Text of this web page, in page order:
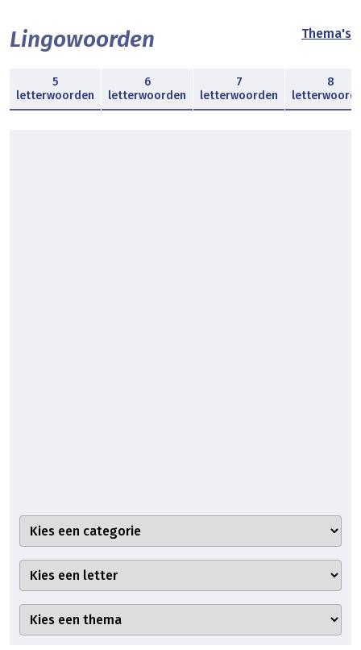
Lingowoorden Thema's
5
letterwoorden
6
letterwoorden
7
letterwoorden
8